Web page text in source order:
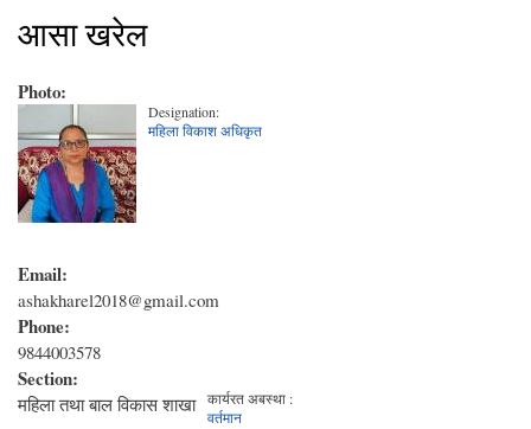
आसा खरेल
Photo:
Designation:
महिला विकाश अधिकृत
Email:
ashakharel2018@gmail.com
Phone:
9844003578
Section:
महिला तथा बाल विकास शाखा
कार्यरत अबस्था :
वर्तमान